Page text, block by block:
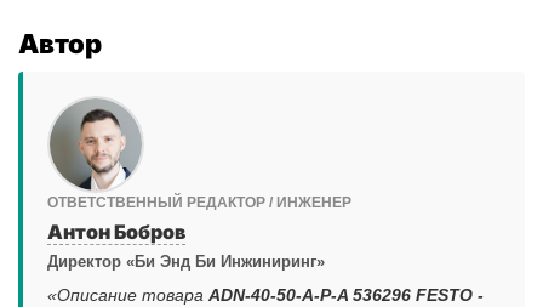
Автор
ОТВЕТСТВЕННЫЙ РЕДАКТОР / ИНЖЕНЕР
Антон Бобров
Директор «Би Энд Би Инжиниринг»
«Описание товара ADN-40-50-A-P-A 536296 FESTO -